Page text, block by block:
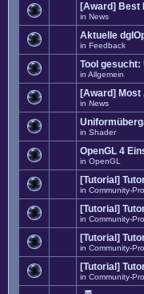
[Award] Best
in News
Aktuelle
in Feedback
Tool
in Allgemein
[Award] Most
in News
in Shader
OpenGL 4
in OpenGL
[Tutorial]
in Community-
[Tutorial]
in Community-
[Tutorial]
in Community-
[Tutorial]
in Community-